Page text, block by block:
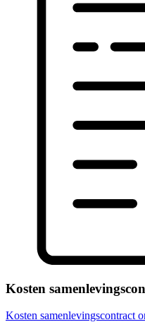
Kosten
Kosten samenlevingscontract